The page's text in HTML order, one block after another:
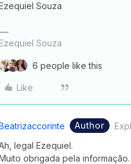
Souza
Ezequiel Souza
6 people like this
Like
Author
legal Ezequiel.
obrigada pela informação.